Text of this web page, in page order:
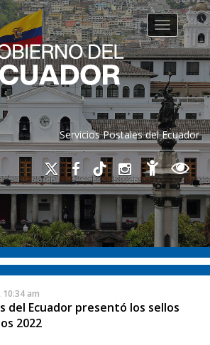
Servicios Postales del Ecuador
Toggle
10:34 am
del Ecuador presentó los sellos
2022